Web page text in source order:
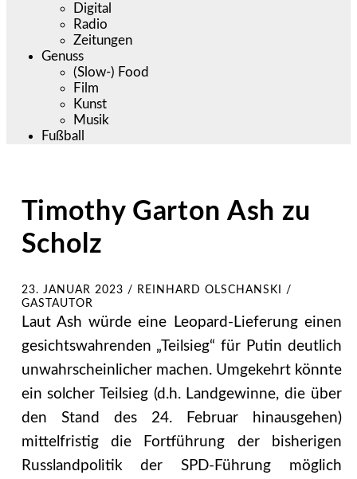
Digital
Radio
Zeitungen
Genuss
(Slow-) Food
Film
Kunst
Musik
Fußball
Timothy Garton Ash zu
Scholz
23. JANUAR 2023 / REINHARD OLSCHANSKI /
GASTAUTOR
Laut Ash würde eine Leopard-Lieferung einen
gesichtswahrenden „Teilsieg“ für Putin deutlich
unwahrscheinlicher machen. Umgekehrt könnte
ein solcher Teilsieg (d.h. Landgewinne, die über
den Stand des 24. Februar hinausgehen)
mittelfristig die Fortführung der bisherigen
Russlandpolitik der SPD-Führung möglich